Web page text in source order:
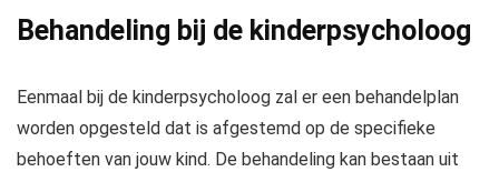
Behandeling bij de kinderpsycholoog
Eenmaal bij de kinderpsycholoog zal er een behandelplan
worden opgesteld dat is afgestemd op de specifieke
behoeften van jouw kind. De behandeling kan bestaan uit